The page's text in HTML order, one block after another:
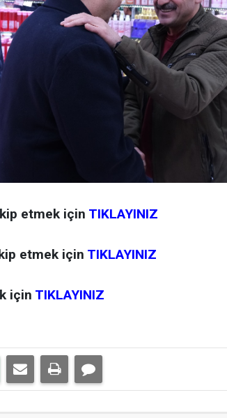
etmek için TIKLAYINIZ
etmek için TIKLAYINIZ
için TIKLAYINIZ